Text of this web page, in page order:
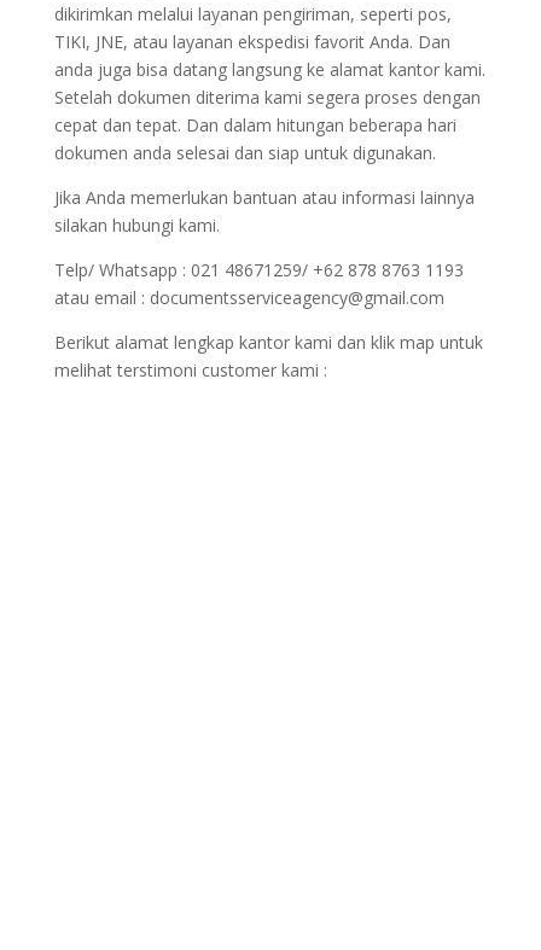
dikirimkan melalui layanan pengiriman, seperti pos,
TIKI, JNE, atau layanan ekspedisi favorit Anda. Dan
anda juga bisa datang langsung ke alamat kantor kami.
Setelah dokumen diterima kami segera proses dengan
cepat dan tepat. Dan dalam hitungan beberapa hari
dokumen anda selesai dan siap untuk digunakan.
Jika Anda memerlukan bantuan atau informasi lainnya
silakan hubungi kami.
Telp/ Whatsapp : 021 48671259/ +62 878 8763 1193
atau email : documentsserviceagency@gmail.com
Berikut alamat lengkap kantor kami dan klik map untuk
melihat terstimoni customer kami :